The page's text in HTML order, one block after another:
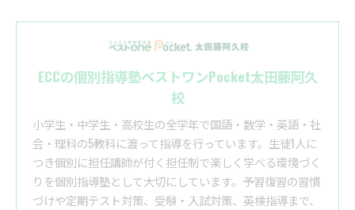
ECCの個別指導塾ベストワンPocket太田藤阿久
校
小学生・中学生・高校生の全学年で国語・数学・英語・社
会・理科の5教科に渡って指導を行っています。生徒1人に
つき個別に担任講師が付く担任制で楽しく学べる環境づく
りを個別指導塾として大切にしています。予習復習の習慣
づけや定期テスト対策、受験・入試対策、英検指導まで、